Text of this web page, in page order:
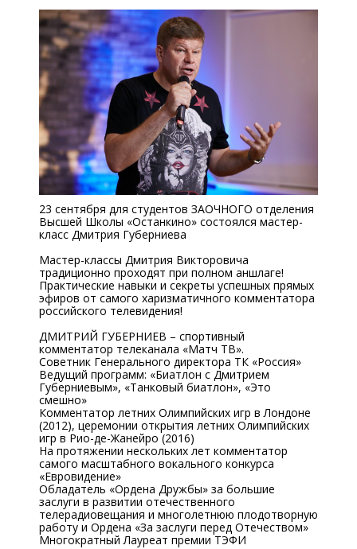
23 сентября для студентов ЗАОЧНОГО отделения
Высшей Школы «Останкино» состоялся мастер-
класс Дмитрия Губерниева
Мастер-классы Дмитрия Викторовича
традиционно проходят при полном аншлаге!
Практические навыки и секреты успешных прямых
эфиров от самого харизматичного комментатора
российского телевидения!
ДМИТРИЙ ГУБЕРНИЕВ – спортивный
комментатор телеканала «Матч ТВ».
Советник Генерального директора ТК «Россия»
Ведущий программ: «Биатлон с Дмитрием
Губерниевым», «Танковый биатлон», «Это
смешно»
Комментатор летних Олимпийских игр в Лондоне
(2012), церемонии открытия летних Олимпийских
игр в Рио-де-Жанейро (2016)
На протяжении нескольких лет комментатор
самого масштабного вокального конкурса
«Евровидение»
Обладатель «Ордена Дружбы» за большие
заслуги в развитии отечественного
телерадиовещания и многолетнюю плодотворную
работу и Ордена «За заслуги перед Отечеством»
Многократный Лауреат премии ТЭФИ